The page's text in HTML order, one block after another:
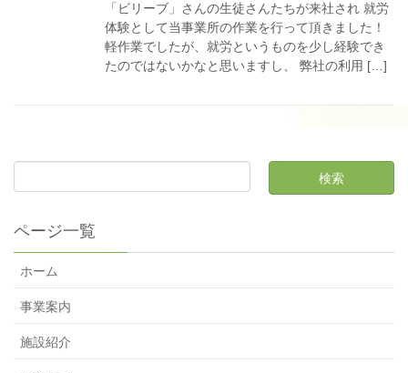
「ビリーブ」さんの生徒さんたちが来社され 就労
体験として当事業所の作業を行って頂きました！
軽作業でしたが、就労というものを少し経験でき
たのではないかなと思いますし、 弊社の利用 […]
ページ一覧
ホーム
事業案内
施設紹介